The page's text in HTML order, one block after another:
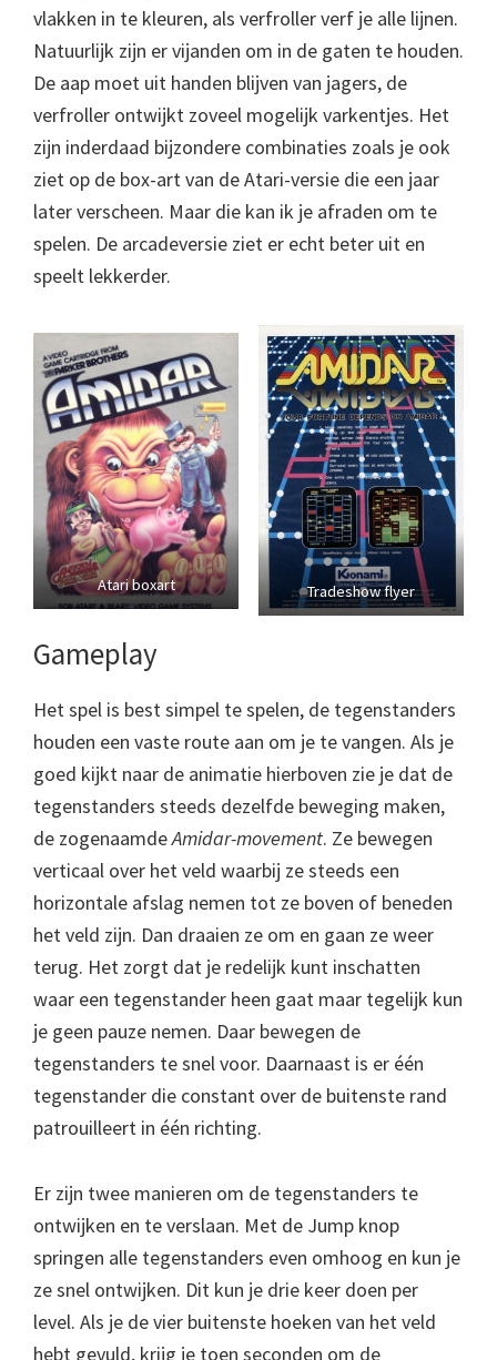
vlakken in te kleuren, als verfroller verf je alle lijnen.
Natuurlijk zijn er vijanden om in de gaten te houden.
De aap moet uit handen blijven van jagers, de
verfroller ontwijkt zoveel mogelijk varkentjes. Het
zijn inderdaad bijzondere combinaties zoals je ook
ziet op de box-art van de Atari-versie die een jaar
later verscheen. Maar die kan ik je afraden om te
spelen. De arcadeversie ziet er echt beter uit en
speelt lekkerder.
Atari boxart Tradeshow flyer
Gameplay
Het spel is best simpel te spelen, de tegenstanders
houden een vaste route aan om je te vangen. Als je
goed kijkt naar de animatie hierboven zie je dat de
tegenstanders steeds dezelfde beweging maken,
de zogenaamdeAmidar-movement. Ze bewegen
verticaal over het veld waarbij ze steeds een
horizontale afslag nemen tot ze boven of beneden
het veld zijn. Dan draaien ze om en gaan ze weer
terug. Het zorgt dat je redelijk kunt inschatten
waar een tegenstander heen gaat maar tegelijk kun
je geen pauze nemen. Daar bewegen de
tegenstanders te snel voor. Daarnaast is er één
tegenstander die constant over de buitenste rand
patrouilleert in één richting.
Er zijn twee manieren om de tegenstanders te
ontwijken en te verslaan. Met de Jump knop
springen alle tegenstanders even omhoog en kun je
ze snel ontwijken. Dit kun je drie keer doen per
level. Als je de vier buitenste hoeken van het veld
hebt gevuld, krijg je toen seconden om de